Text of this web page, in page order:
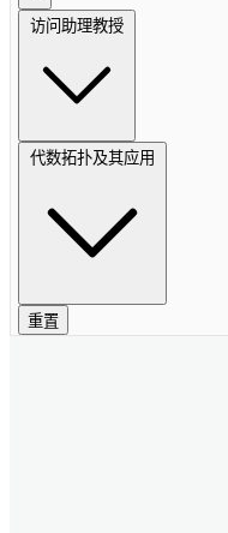
访问助理教授
代数拓扑及其应用
重置